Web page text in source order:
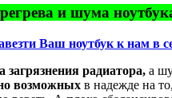
и шума
Ваш ноутбук к нам в
загрязнения радиатора, а
возможных в надежде на